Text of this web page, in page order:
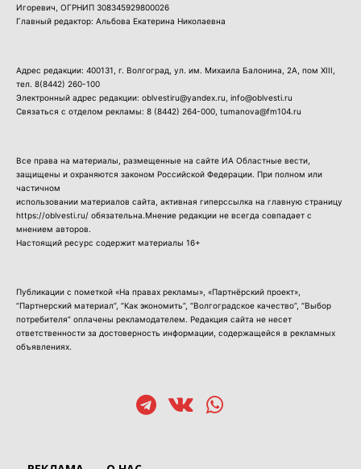
Игоревич, ОГРНИП 308345929800026
Главный редактор: Альбова Екатерина Николаевна
Адрес редакции: 400131, г. Волгоград, ул. им. Михаила Балонина, 2А, пом XIII,
тел. 8(8442) 260-100
Электронный адрес редакции: oblvestiru@yandex.ru, info@oblvesti.ru
Связаться с отделом рекламы: 8 (8442) 264-000 , tumanova@fm104.ru
Все права на материалы, размещенные на сайте ИА Областные вести,
защищены и охраняются законом Российской Федерации. При полном или
частичном
использовании материалов сайта, активная гиперссылка на главную страницу
https://oblvesti.ru/ обязательна.Мнение редакции не всегда совпадает с
мнением авторов.
Настоящий ресурс содержит материалы 16+
Публикации с пометкой «На правах рекламы», «Партнёрский проект»,
“Партнерский материал”, “Как экономить”, “Волгоградское качество”, “Выбор
потребителя” оплачены рекламодателем. Редакция сайта не несет
ответственности за достоверность информации, содержащейся в рекламных
объявлениях.